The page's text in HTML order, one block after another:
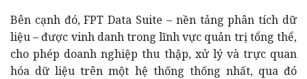
Bên cạnh đó, FPT Data Suite – nền tảng phân tích dữ
liệu – được vinh danh trong lĩnh vực quản trị tổng thể,
cho phép doanh nghiệp thu thập, xử lý và trực quan
hóa dữ liệu trên một hệ thống thống nhất, qua đó